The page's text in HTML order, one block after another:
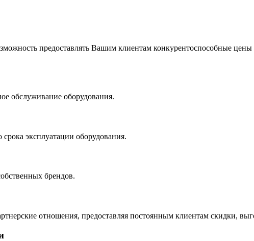
предоставлять Вашим клиентам конкурентоспособные
обслуживание оборудования.
эксплуатации оборудования.
брендов.
отношения, предоставляя постоянным клиентам скидки,